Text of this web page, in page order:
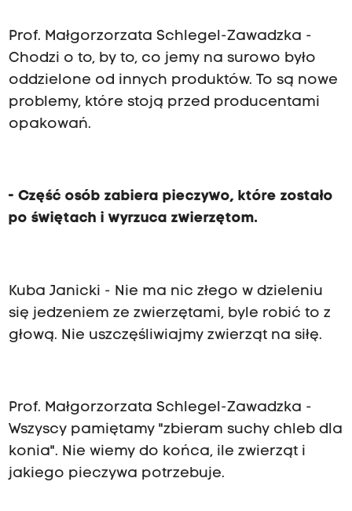
Prof. Małgorzorzata Schlegel-Zawadzka -
Chodzi o to, by to, co jemy na surowo było
oddzielone od innych produktów. To są nowe
problemy, które stoją przed producentami
opakowań.
- Część osób zabiera pieczywo, które zostało
po świętach i wyrzuca zwierzętom.
Kuba Janicki - Nie ma nic złego w dzieleniu
się jedzeniem ze zwierzętami, byle robić to z
głową. Nie uszczęśliwiajmy zwierząt na siłę.
Prof. Małgorzorzata Schlegel-Zawadzka -
Wszyscy pamiętamy "zbieram suchy chleb dla
konia". Nie wiemy do końca, ile zwierząt i
jakiego pieczywa potrzebuje.